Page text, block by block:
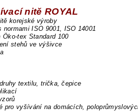
nitě ROYAL
korejské výroby
normami ISO 9001, ISO 14001
tex Standard 100
stehů ve výšivce
textilu, trička, čepice
pro vyšívání na domácích,